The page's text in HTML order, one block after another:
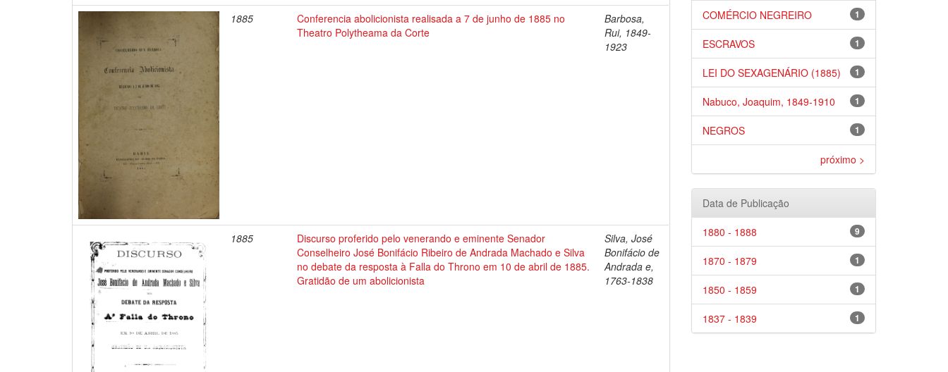
1885
Conferencia abolicionista realisada a 7 de junho de 1885 no
Theatro Polytheama da Corte
Barbosa,
Rui, 1849-
1923
1885
Discurso proferido pelo venerando e eminente Senador
Conselheiro José Bonifácio Ribeiro de Andrada Machado e Silva
no debate da resposta à Falla do Throno em 10 de abril de 1885.
Gratidão de um abolicionista
Silva, José
Bonifácio de
Andrada e,
1763-1838
1
COMÉRCIO NEGREIRO
1
ESCRAVOS
1
LEI DO SEXAGENÁRIO (1885)
1
Nabuco, Joaquim, 1849-1910
1
NEGROS
próximo >
Data de Publicação
9
1880 - 1888
1
1870 - 1879
1
1850 - 1859
1
1837 - 1839